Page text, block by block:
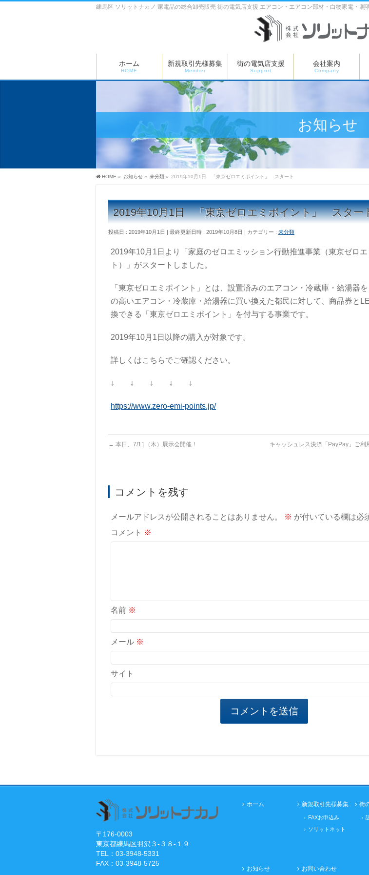
練馬区 ソリットナカノ 家電品の総合卸売販売 街の電気店支援 エアコン・エアコン部材・白物家電・照
ホーム
HOME
新規取引先様募集
Member
街の電気店支援
Support
会社案内
Company
お知らせ
HOME » お知らせ » 未分類 » 2019年10月1日 「東京ゼロエミポイント」 スタート
2019年10月1日 「東京ゼロエミポイント」 スター
投稿日 : 2019年10月1日 最終更新日時 : 2019年10月8日 カテゴリー : 未分類
2019年10月1日より「家庭のゼロエミッション行動推進事業（東京ゼロ
ト）」がスタートしました。
「東京ゼロエミポイント」とは、設置済みのエアコン・冷蔵庫・給湯器
の高いエアコン・冷蔵庫・給湯器に買い換えた都民に対して、商品券と
換できる「東京ゼロエミポイント」を付与する事業です。
2019年10月1日以降の購入が対象です。​
詳しくはこちらでご確認ください。
↓ ↓ ↓ ↓ ↓
https://www.zero-emi-points.jp/
← 本日、7/11（木）展示会開催！ キャッシュレス決済「PayPay」ご利
コメントを残す
メールアドレスが公開されることはありません。 ※ が付いている欄は必
コメント ※
名前 ※
メール ※
サイト
〒176-0003
東京都練馬区羽沢３-３８-１９
TEL：03-3948-5331
FAX：03-3948-5725
ホーム 新規取引先様募集
FAXお申込み
ソリットネット
街
お知らせ お問い合わせ